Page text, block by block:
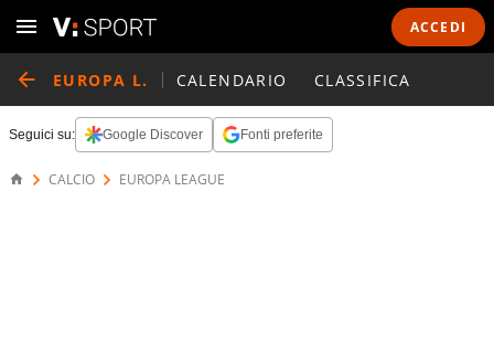
ACCEDI
EUROPA L. CALENDARIO CLASSIFICA
Seguici su: Google Discover Fonti preferite
CALCIO EUROPA LEAGUE